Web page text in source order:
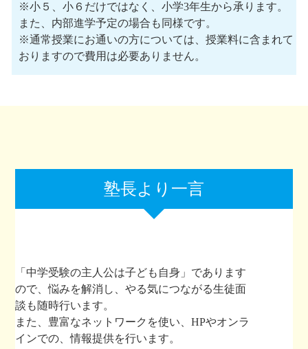
※小５、小６だけではなく、小学3年生から承ります。
また、内部進学予定の場合も同様です。
※通常授業にお通いの方については、授業料に含まれて
おりますので費用は必要ありません。
塾長より一言
「中学受験の主人公は子ども自身」であります
ので、悩みを解消し、やる気につながる生徒面
談も随時行います。
また、豊富なネットワークを使い、HPやオンラ
インでの、情報提供を行います。